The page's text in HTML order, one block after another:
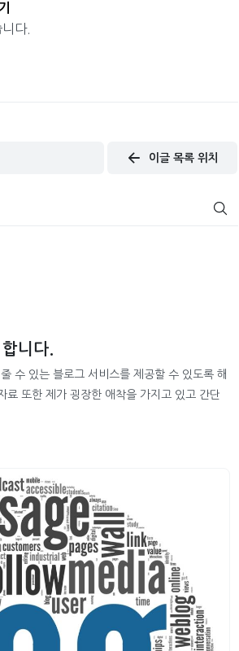
다.
이글 목록 위치
니다.
수 있는 블로그 서비스를 제공할 수 있도록 해
료 또한 제가 굉장한 애착을 가지고 있고 간단